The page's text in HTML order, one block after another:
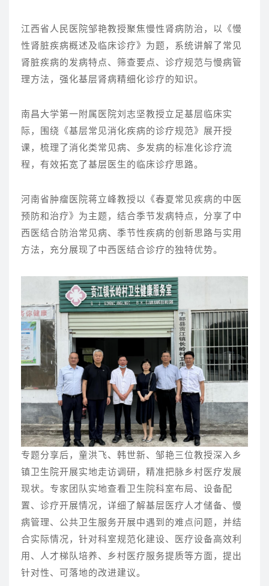
江西省人民医院邹艳教授聚焦慢性肾病防治，以《慢
性肾脏疾病概述及临床诊疗》为题，系统讲解了常见
肾脏疾病的发病特点、筛查要点、诊疗规范与慢病管
理方法，强化基层肾病精细化诊疗的知识。
南昌大学第一附属医院刘志坚教授立足基层临床实
际，围绕《基层常见消化疾病的诊疗规范》展开授
课，梳理了消化类常见病、多发病的标准化诊疗流
程，有效拓宽了基层医生的临床诊疗思路。
河南省肿瘤医院蒋立峰教授以《春夏常见疾病的中医
预防和治疗》为主题，结合季节发病特点，分享了中
西医结合防治常见病、季节性疾病的创新思路与实用
方法，充分展现了中西医结合诊疗的独特优势。
专题分享后，童洪飞、韩世新、邹艳三位教授深入乡
镇卫生院开展实地走访调研，精准把脉乡村医疗发展
现状。专家团队实地查看卫生院科室布局、设备配
置、诊疗开展情况，详细了解基层医疗人才储备、慢
病管理、公共卫生服务开展中遇到的难点问题，并结
合实际情况，针对科室规范化建设、医疗设备高效利
用、人才梯队培养、乡村医疗服务提质等方面，提出
针对性、可落地的改进建议。